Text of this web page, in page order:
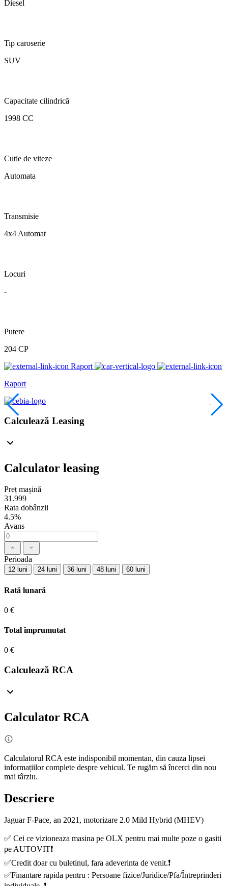
Diesel
Tip caroserie
SUV
Capacitate cilindrică
1998 CC
Cutie de viteze
Automata
Transmisie
4x4 Automat
Locuri
-
Putere
204 CP
Raport
Raport
Calculează Leasing
Calculator leasing
Preț mașină
31.999
Rata dobânzii
4.5%
Avans
Perioada
12 luni 24 luni 36 luni 48 luni 60 luni
Rată lunară
0 €
Total împrumutat
0 €
Calculează RCA
Calculator RCA
Calculatorul RCA este indisponibil momentan, din cauza lipsei
informațiilor complete despre vehicul. Te rugăm să încerci din nou
mai târziu.
Descriere
Jaguar F-Pace, an 2021, motorizare 2.0 Mild Hybrid (MHEV)
✅ Cei ce vizioneaza masina pe OLX pentru mai multe poze o gasiti
pe AUTOVIT❗️
✅Credit doar cu buletinul, fara adeverinta de venit.❗️
✅Finantare rapida pentru : Persoane fizice/Juridice/Pfa/Întreprinderi